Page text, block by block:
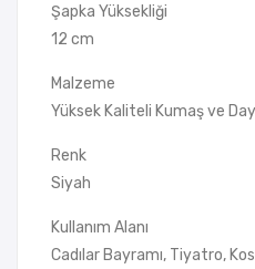
Şapka Yüksekliği
12 cm
Malzeme
Yüksek Kaliteli Kumaş ve
Renk
Siyah
Kullanım Alanı
Cadılar Bayramı, Tiyatro,